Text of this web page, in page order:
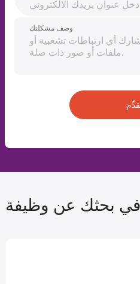
وصف مشكلتك
في بحثك عن وظيفة